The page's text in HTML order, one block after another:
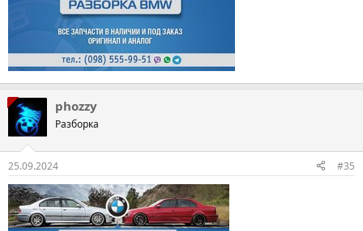
phozzy
Разборка
25.09.2024 #35